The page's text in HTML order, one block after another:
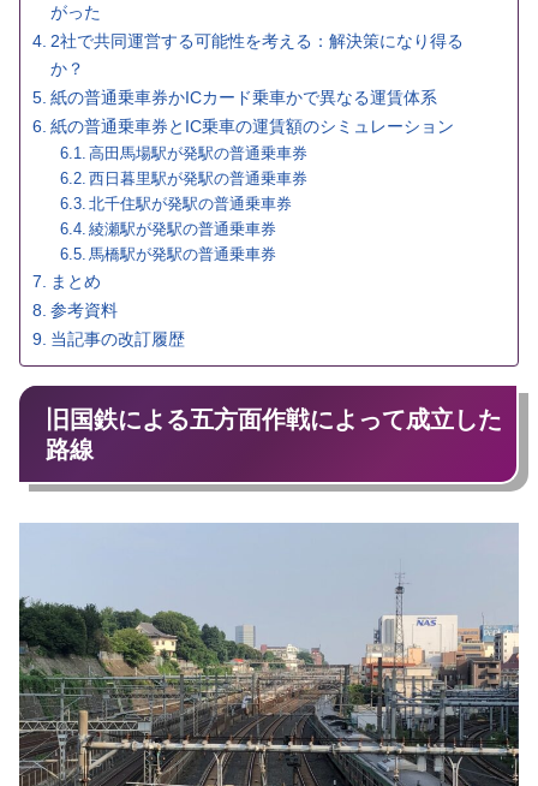
がった
2社で共同運営する可能性を考える：解決策になり得る
か？
紙の普通乗車券かICカード乗車かで異なる運賃体系
紙の普通乗車券とIC乗車の運賃額のシミュレーション
高田馬場駅が発駅の普通乗車券
西日暮里駅が発駅の普通乗車券
北千住駅が発駅の普通乗車券
綾瀬駅が発駅の普通乗車券
馬橋駅が発駅の普通乗車券
まとめ
参考資料
当記事の改訂履歴
旧国鉄による五方面作戦によって成立した
路線